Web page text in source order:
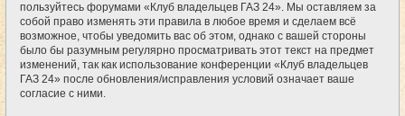
пользуйтесь форумами «Клуб владельцев ГАЗ 24». Мы оставляем за
собой право изменять эти правила в любое время и сделаем всё
возможное, чтобы уведомить вас об этом, однако с вашей стороны
было бы разумным регулярно просматривать этот текст на предмет
изменений, так как использование конференции «Клуб владельцев
ГАЗ 24» после обновления/исправления условий означает ваше
согласие с ними.